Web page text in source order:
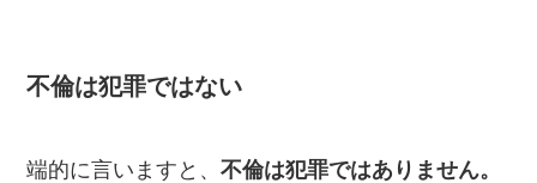
不倫は犯罪ではない
端的に言いますと、不倫は犯罪ではありません。